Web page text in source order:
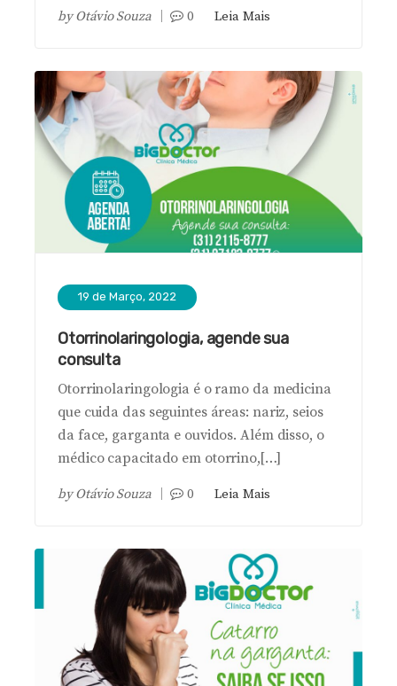
byOtávio Souza 0 Leia Mais
19 de Março, 2022
Otorrinolaringologia, agende sua
consulta
Otorrinolaringologia é o ramo da medicina
que cuida das seguintes áreas: nariz, seios
da face, garganta e ouvidos. Além disso, o
médico capacitado em otorrino,[…]
byOtávio Souza 0 Leia Mais